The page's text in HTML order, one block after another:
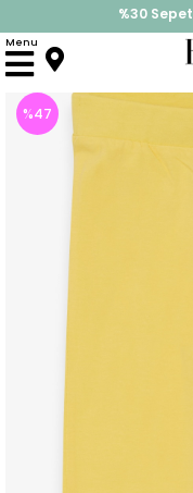
%30
İndirimlere ek
Menu
Anasayfa Alt
%47